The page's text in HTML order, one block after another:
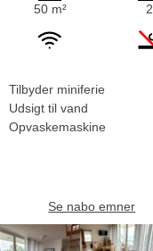
50 m² 2
Tilbyder miniferie
Udsigt til vand
Opvaskemaskine
Se nabo emner